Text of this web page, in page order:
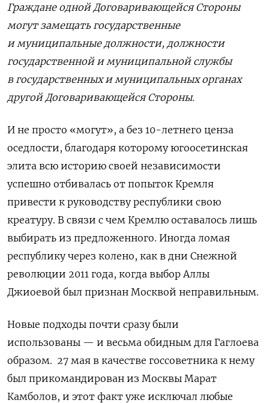
Граждане одной Договаривающейся Стороны
могут замещать государственные
и муниципальные должности, должности
государственной и муниципальной службы
в государственных и муниципальных органах
другой Договаривающейся Стороны.
И не просто «могут», а без 10-летнего ценза
оседлости, благодаря которому югоосетинская
элита всю историю своей независимости
успешно отбивалась от попыток Кремля
привести к руководству республики свою
креатуру. В связи с чем Кремлю оставалось лишь
выбирать из предложенного. Иногда ломая
республику через колено, как в дни Снежной
революции 2011 года, когда выбор Аллы
Джиоевой был признан Москвой неправильным.
Новые подходы почти сразу были
использованы — и весьма обидным для Гаглоева
образом. 27 мая в качестве госсоветника к нему
был прикомандирован из Москвы Марат
Камболов, и этот факт уже исключал любые